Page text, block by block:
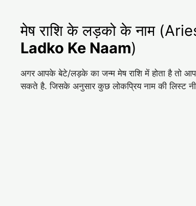
मेष राशि के लड़को के नाम
Ladko Ke Naam)
अगर आपके बेटे/लड़के का जन्म मेष राशि में होता है तो
सकते है. जिसके अनुसार कुछ लोकप्रिय नाम की लिस्ट